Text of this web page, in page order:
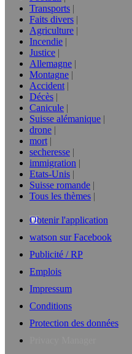
Transports
Faits divers
Agriculture
Incendie
Justice
Allemagne
Montagne
Accident
Décès
Canicule
Suisse alémanique
drone
mort
secheresse
immigration
Etats-Unis
Suisse romande
Tous les thèmes
Obtenir l'application
watson sur Facebook
Publicité / RP
Emplois
Impressum
Conditions
Protection des données